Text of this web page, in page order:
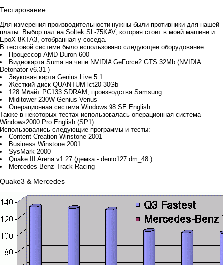
Тестирование
Для измерения производительности нужны были противники для нашей
платы. Выбор пал на Soltek SL-75KAV, которая стоит в моей машине и
EpoX 8KTA3, отобранная у соседа.
В тестовой системе было использовано следующее оборудование:
Процессор AMD Duron 600
Видеокарта Suma на чипе NVIDIA GeForce2 GTS 32Mb (NVIDIA
Detonator v6.31 )
Звуковая карта Genius Live 5.1
Жесткий диск QUANTUM lct20 30Gb
128 Мбайт PC133 SDRAM, производства Samsung
Miditower 230W Genius Venus
Операционная система Windows 98 SE English
Также в некоторых тестах использовалась операционная система
Windows2000 Pro English (SP1)
Использовались следующие программы и тесты:
Content Creation Winstone 2001
Business Winstone 2001
SysMark 2000
Quake III Arena v1.27 (демка - demo127.dm_48 )
Mercedes-Benz Track Racing
Quake3 & Mercedes